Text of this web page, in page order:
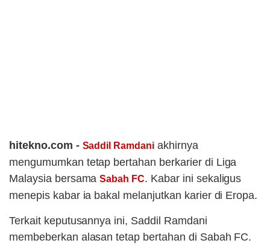
hitekno.com - Saddil Ramdani akhirnya
mengumumkan tetap bertahan berkarier di Liga
Malaysia bersamaSabah FC. Kabar ini sekaligus
menepis kabar ia bakal melanjutkan karier di Eropa.
Terkait keputusannya ini, Saddil Ramdani
membeberkan alasan tetap bertahan di Sabah FC.